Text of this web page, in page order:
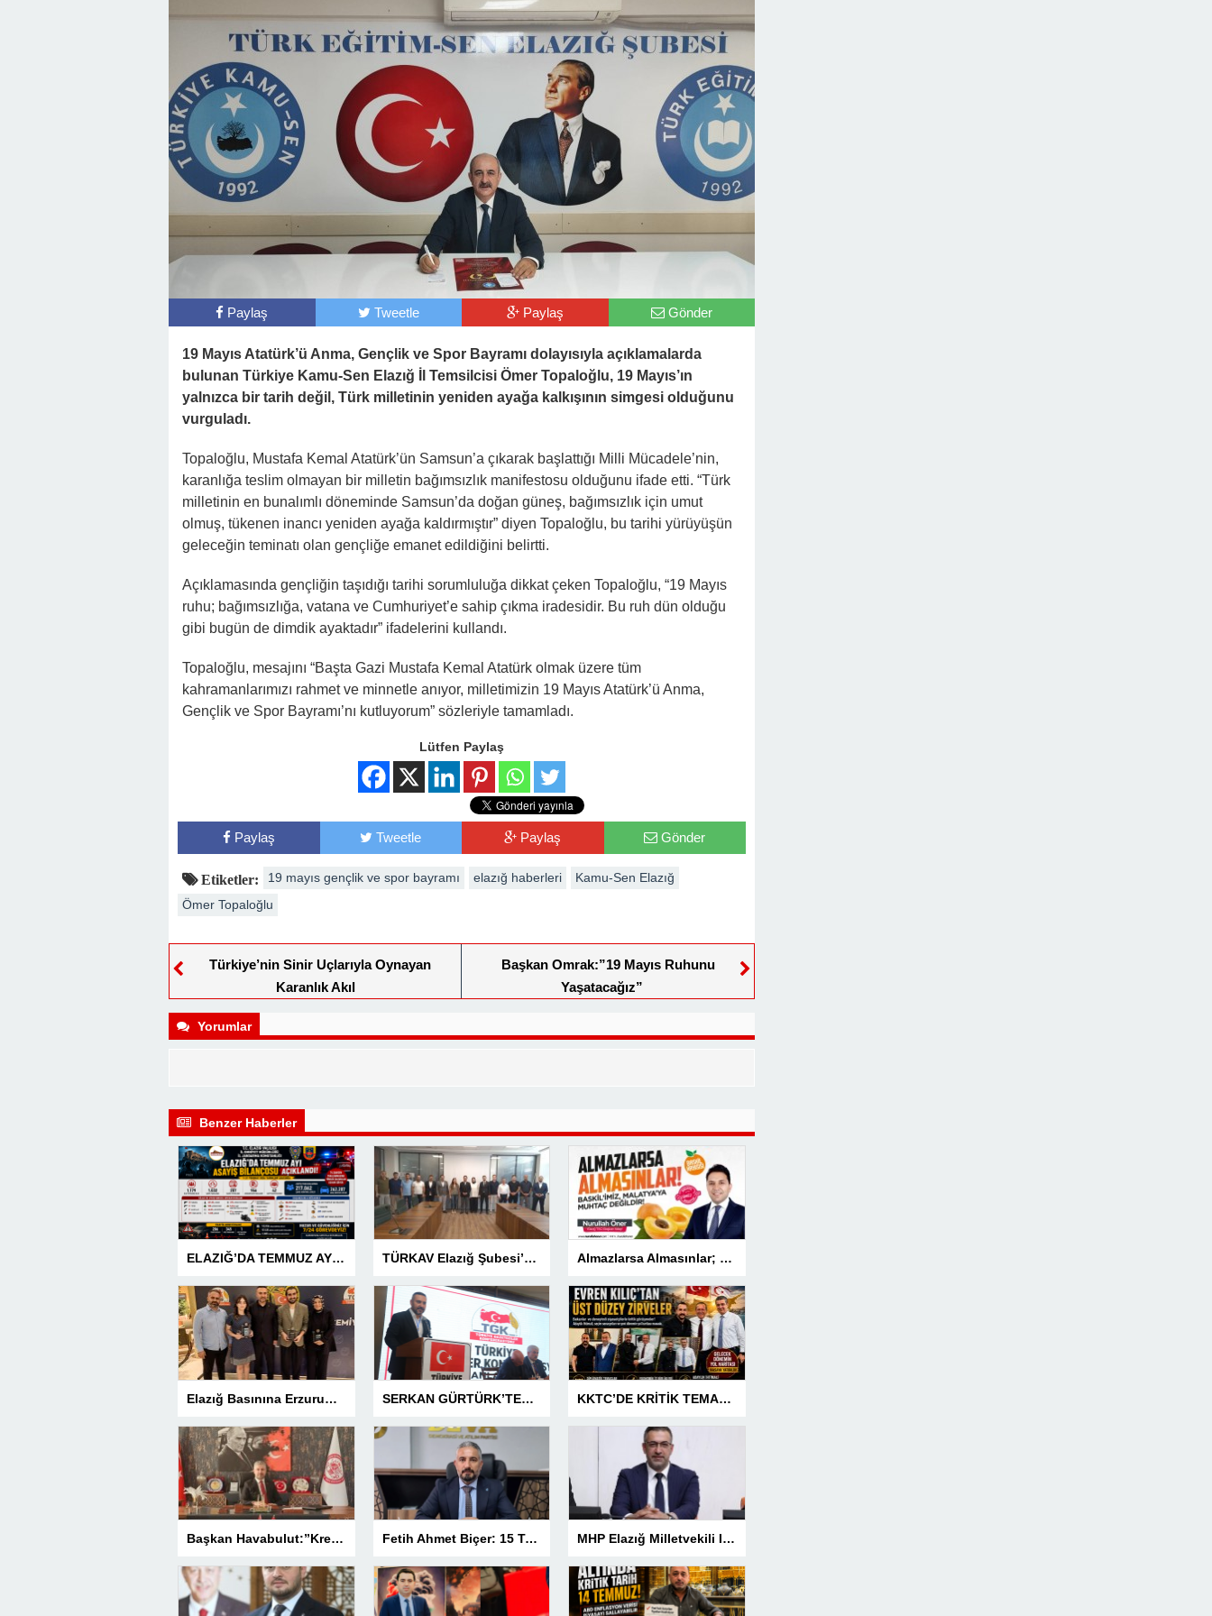
Paylaş Tweetle Paylaş Gönder
19 Mayıs Atatürk’ü Anma, Gençlik ve Spor Bayramı dolayısıyla açıklamalarda
bulunan Türkiye Kamu-Sen Elazığ İl Temsilcisi Ömer Topaloğlu, 19 Mayıs’ın
yalnızca bir tarih değil, Türk milletinin yeniden ayağa kalkışının simgesi olduğunu
vurguladı.
Topaloğlu, Mustafa Kemal Atatürk’ün Samsun’a çıkarak başlattığı Milli Mücadele’nin,
karanlığa teslim olmayan bir milletin bağımsızlık manifestosu olduğunu ifade etti. “Türk
milletinin en bunalımlı döneminde Samsun’da doğan güneş, bağımsızlık için umut
olmuş, tükenen inancı yeniden ayağa kaldırmıştır” diyen Topaloğlu, bu tarihi yürüyüşün
geleceğin teminatı olan gençliğe emanet edildiğini belirtti.
Açıklamasında gençliğin taşıdığı tarihi sorumluluğa dikkat çeken Topaloğlu, “19 Mayıs
ruhu; bağımsızlığa, vatana ve Cumhuriyet’e sahip çıkma iradesidir. Bu ruh dün olduğu
gibi bugün de dimdik ayaktadır” ifadelerini kullandı.
Topaloğlu, mesajını “Başta Gazi Mustafa Kemal Atatürk olmak üzere tüm
kahramanlarımızı rahmet ve minnetle anıyor, milletimizin 19 Mayıs Atatürk’ü Anma,
Gençlik ve Spor Bayramı’nı kutluyorum” sözleriyle tamamladı.
Lütfen Paylaş
Paylaş Tweetle Paylaş Gönder
Etiketler: 19 mayıs gençlik ve spor bayramı elazığ haberleri
Kamu-Sen Elazığ
Ömer Topaloğlu
Türkiye’nin Sinir Uçlarıyla Oynayan
Karanlık Akıl
Başkan Omrak:”19 Mayıs Ruhunu
Yaşatacağız”
Yorumlar
Benzer Haberler
ELAZIĞ’DA TEMMUZ AYI ASAYİŞ BİLANÇOSU AÇIKLANDI: 1 AYDA 1.032 ŞAHIS YAKALANDI, 207 TUTUKLAMA TÜRKAV Elazığ Şubesi’nden güçlü başlangıç: Kamuda liyakatin en gür sesi olacağız Almazlarsa Almasınlar; Baskilimiz Malatya’ya Muhtaç Değildir
Elazığ Basınına Erzurum’da 3 Ödül SERKAN GÜRTÜRK’TEN BASIN MESLEK YASASI VURGUSU! KKTC’DE KRİTİK TEMASLAR! EVREN KILIÇ’TAN ÜST DÜZEY ZİRVELER
Başkan Havabulut:”Kredi Kartı Komisyonları Esnafın Kazancını Eritiyor” Fetih Ahmet Biçer: 15 Temmuz, Geleceğe Karşı Taşıdığımız Sorumluluğu Hatırlatan Bir Milattır MHP Elazığ Milletvekili IŞ IKVER: 15 TEMMUZ HAİN FETÖ KALKIŞMASI TÜRKİYE’Yİ İŞGAL GİRİŞİMİDİR